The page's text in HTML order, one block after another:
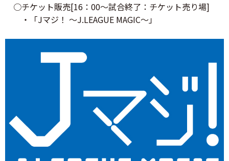
○チケット販売[16：00～試合終了：チケット売り場]
・「Jマジ！ ～J.LEAGUE MAGIC～」